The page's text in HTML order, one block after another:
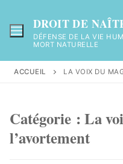
au
contenu
DROIT DE
DÉFENSE DE LA VIE
MORT NATURELLE
ACCUEIL LA VOIX DU
Catégorie : La
l’avortement